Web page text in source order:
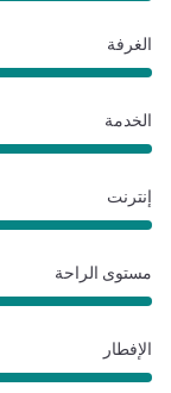
الغرفة
الخدمة
إنترنت
مستوى الراحة
الإفطار